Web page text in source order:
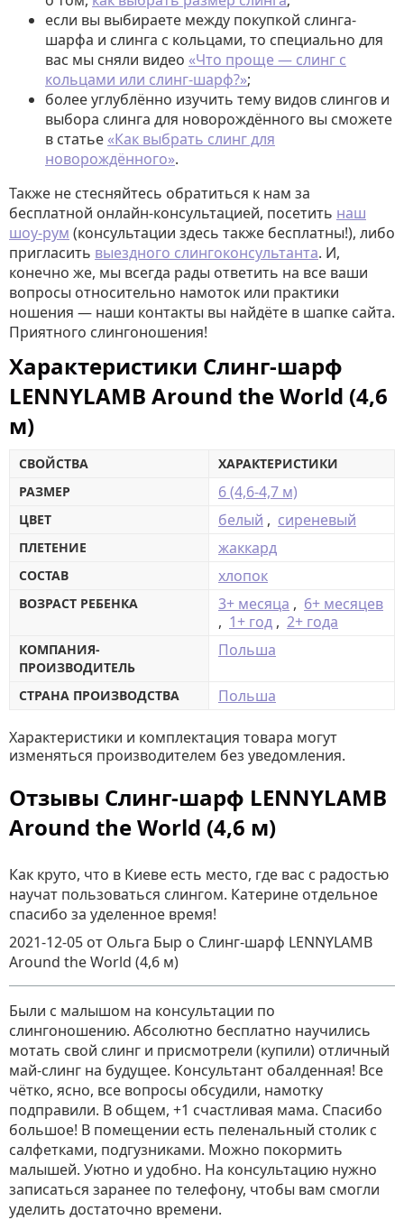
если вы выбираете между покупкой слинга-
шарфа и слинга с кольцами, то специально для
вас мы сняли видео «Что проще — слинг с
кольцами или слинг-шарф?»;
более углублённо изучить тему видов слингов и
выбора слинга для новорождённого вы сможете
в статье «Как выбрать слинг для
новорождённого».
Также не стесняйтесь обратиться к нам за
бесплатной онлайн-консультацией, посетить наш
шоу-рум (консультации здесь также бесплатны!), либо
пригласить выездного слингоконсультанта. И,
конечно же, мы всегда рады ответить на все ваши
вопросы относительно намоток или практики
ношения — наши контакты вы найдёте в шапке сайта.
Приятного слингоношения!
Характеристики Слинг-шарф
LENNYLAMB Around the World (4,6
м)
СВОЙСТВА
ХАРАКТЕРИСТИКИ
РАЗМЕР
6 (4,6-4,7 м)
ЦВЕТ белый , сиреневый
ПЛЕТЕНИЕ жаккард
СОСТАВ хлопок
ВОЗРАСТ РЕБЕНКА 3+ месяца , 6+ месяцев
, 1+ год , 2+ года
КОМПАНИЯ-
ПРОИЗВОДИТЕЛЬ
Польша
СТРАНА ПРОИЗВОДСТВА Польша
Характеристики и комплектация товара могут
изменяться производителем без уведомления.
Отзывы Слинг-шарф LENNYLAMB
Around the World (4,6 м)
Как круто, что в Киеве есть место, где вас с радостью
научат пользоваться слингом. Катерине отдельное
спасибо за уделенное время!
2021-12-05 от Ольга Быр о Слинг-шарф LENNYLAMB
Around the World (4,6 м)
Были с малышом на консультации по
слингоношению. Абсолютно бесплатно научились
мотать свой слинг и присмотрели (купили) отличный
май-слинг на будущее. Консультант обалденная! Все
чётко, ясно, все вопросы обсудили, намотку
подправили. В общем, +1 счастливая мама. Спасибо
большое! В помещении есть пеленальный столик с
салфетками, подгузниками. Можно покормить
малышей. Уютно и удобно. На консультацию нужно
записаться заранее по телефону, чтобы вам смогли
уделить достаточно времени.